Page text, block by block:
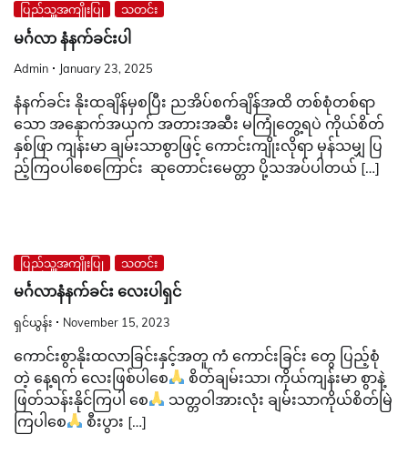
ပြည်သူ့အကျိုးပြု သတင်း
မင်္ဂလာ နံနက်ခင်းပါ
Admin January 23, 2025
နံနက်ခင်း နိုးထချိန်မှစပြီး ညအိပ်စက်ချိန်အထိ တစ်စုံတစ်ရာ
သော အနှောက်အယှက် အတားအဆီး မကြုံတွေ့ရပဲ ကိုယ်စိတ်
နှစ်ဖြာ ကျန်းမာ ချမ်းသာစွာဖြင့် ကောင်းကျိုးလိုရာ မှန်သမျှ ပြ
ည့်ကြဝပါစေကြောင်း ဆုတောင်းမေတ္တာ ပို့သအပ်ပါတယ် […]
ပြည်သူ့အကျိုးပြု သတင်း
မင်္ဂလာနံနက်ခင်း လေးပါရှင်
ရှင်ယွန်း November 15, 2023
ကောင်းစွာနိုးထလာခြင်းနှင့်အတူ ကံ ကောင်းခြင်း တွေ ပြည့်စုံ
တဲ့ နေ့ရက်‌ လေးဖြစ်ပါစေ
စိတ်ချမ်းသာ၊ ကိုယ်ကျန်းမာ စွာနဲ့
ဖြတ်သန်းနိုင်ကြပါ စေ
သတ္တဝါအားလုံး ချမ်းသာကိုယ်စိတ်မြဲ
ကြပါစေ
စီးပွား […]